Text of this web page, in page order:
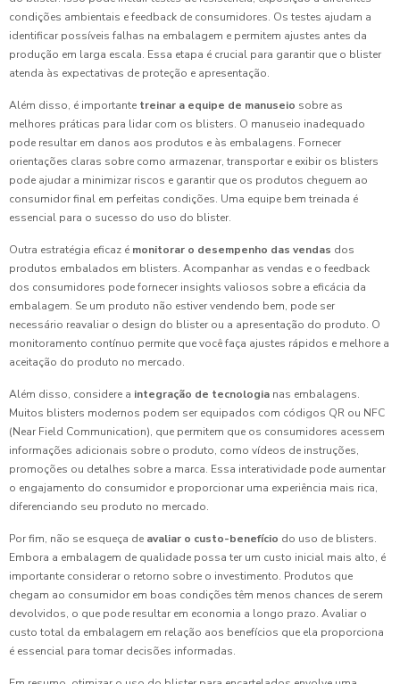
condições ambientais e feedback de consumidores. Os testes ajudam a
identificar possíveis falhas na embalagem e permitem ajustes antes da
produção em larga escala. Essa etapa é crucial para garantir que o blister
atenda às expectativas de proteção e apresentação.
Além disso, é importante treinar a equipe de manuseio sobre as
melhores práticas para lidar com os blisters. O manuseio inadequado
pode resultar em danos aos produtos e às embalagens. Fornecer
orientações claras sobre como armazenar, transportar e exibir os blisters
pode ajudar a minimizar riscos e garantir que os produtos cheguem ao
consumidor final em perfeitas condições. Uma equipe bem treinada é
essencial para o sucesso do uso do blister.
Outra estratégia eficaz é monitorar o desempenho das vendas dos
produtos embalados em blisters. Acompanhar as vendas e o feedback
dos consumidores pode fornecer insights valiosos sobre a eficácia da
embalagem. Se um produto não estiver vendendo bem, pode ser
necessário reavaliar o design do blister ou a apresentação do produto. O
monitoramento contínuo permite que você faça ajustes rápidos e melhore a
aceitação do produto no mercado.
Além disso, considere a integração de tecnologia nas embalagens.
Muitos blisters modernos podem ser equipados com códigos QR ou NFC
(Near Field Communication), que permitem que os consumidores acessem
informações adicionais sobre o produto, como vídeos de instruções,
promoções ou detalhes sobre a marca. Essa interatividade pode aumentar
o engajamento do consumidor e proporcionar uma experiência mais rica,
diferenciando seu produto no mercado.
Por fim, não se esqueça de avaliar o custo-benefício do uso de blisters.
Embora a embalagem de qualidade possa ter um custo inicial mais alto, é
importante considerar o retorno sobre o investimento. Produtos que
chegam ao consumidor em boas condições têm menos chances de serem
devolvidos, o que pode resultar em economia a longo prazo. Avaliar o
custo total da embalagem em relação aos benefícios que ela proporciona
é essencial para tomar decisões informadas.